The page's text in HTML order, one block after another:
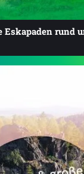
Eskapaden rund